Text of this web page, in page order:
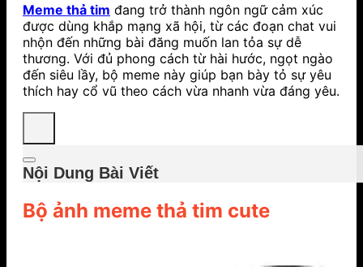
Meme thả tim đang trở thành ngôn ngữ cảm xúc
được dùng khắp mạng xã hội, từ các đoạn chat vui
nhộn đến những bài đăng muốn lan tỏa sự dễ
thương. Với đủ phong cách từ hài hước, ngọt ngào
đến siêu lầy, bộ meme này giúp bạn bày tỏ sự yêu
thích hay cổ vũ theo cách vừa nhanh vừa đáng yêu.
Nội Dung Bài Viết
Bộ ảnh meme thả tim cute